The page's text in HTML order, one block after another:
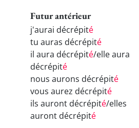
Futur antérieur
j'aurai décrépité
tu auras décrépité
il aura décrépité/elle aura
décrépité
nous aurons décrépité
vous aurez décrépité
ils auront décrépité/elles
auront décrépité